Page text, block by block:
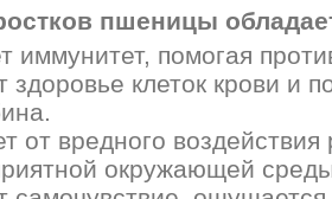
пшеницы
иммунитет, помогая
здоровье клеток крови и
от вредного воздействия
окружающей